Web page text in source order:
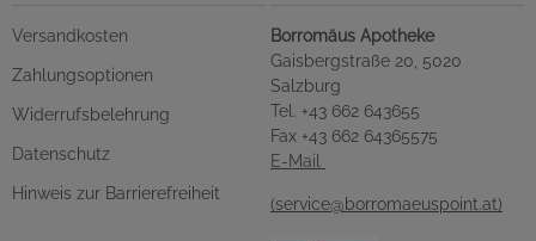
Versandkosten
Zahlungsoptionen
Widerrufsbelehrung
Datenschutz
Hinweis zur Barrierefreiheit
Borromäus Apotheke
Gaisbergstraße 20, 5020
Salzburg
Tel. +43 662 643655
Fax +43 662 64365575
E-Mail
(service@borromaeuspoint.at)